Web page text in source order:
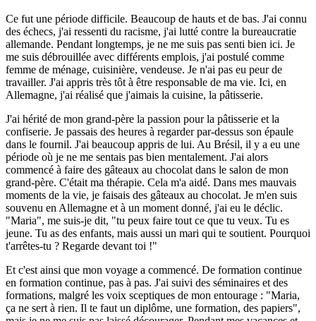
Ce fut une période difficile. Beaucoup de hauts et de bas. J'ai connu
des échecs, j'ai ressenti du racisme, j'ai lutté contre la bureaucratie
allemande. Pendant longtemps, je ne me suis pas senti bien ici. Je
me suis débrouillée avec différents emplois, j'ai postulé comme
femme de ménage, cuisinière, vendeuse. Je n'ai pas eu peur de
travailler. J'ai appris très tôt à être responsable de ma vie. Ici, en
Allemagne, j'ai réalisé que j'aimais la cuisine, la pâtisserie.
J'ai hérité de mon grand-père la passion pour la pâtisserie et la
confiserie. Je passais des heures à regarder par-dessus son épaule
dans le fournil. J'ai beaucoup appris de lui. Au Brésil, il y a eu une
période où je ne me sentais pas bien mentalement. J'ai alors
commencé à faire des gâteaux au chocolat dans le salon de mon
grand-père. C'était ma thérapie. Cela m'a aidé. Dans mes mauvais
moments de la vie, je faisais des gâteaux au chocolat. Je m'en suis
souvenu en Allemagne et à un moment donné, j'ai eu le déclic.
"Maria", me suis-je dit, "tu peux faire tout ce que tu veux. Tu es
jeune. Tu as des enfants, mais aussi un mari qui te soutient. Pourquoi
t'arrêtes-tu ? Regarde devant toi !"
Et c'est ainsi que mon voyage a commencé. De formation continue
en formation continue, pas à pas. J'ai suivi des séminaires et des
formations, malgré les voix sceptiques de mon entourage : "Maria,
ça ne sert à rien. Il te faut un diplôme, une formation, des papiers",